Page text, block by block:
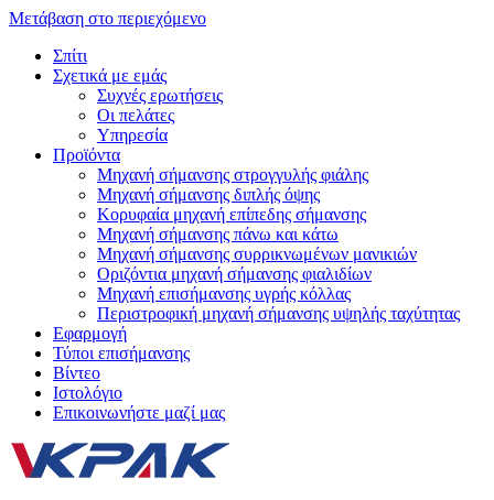
Μετάβαση στο περιεχόμενο
Σπίτι
Σχετικά με εμάς
Συχνές ερωτήσεις
Οι πελάτες
Υπηρεσία
Προϊόντα
Μηχανή σήμανσης στρογγυλής φιάλης
Μηχανή σήμανσης διπλής όψης
Κορυφαία μηχανή επίπεδης σήμανσης
Μηχανή σήμανσης πάνω και κάτω
Μηχανή σήμανσης συρρικνωμένων μανικιών
Οριζόντια μηχανή σήμανσης φιαλιδίων
Μηχανή επισήμανσης υγρής κόλλας
Περιστροφική μηχανή σήμανσης υψηλής ταχύτητας
Εφαρμογή
Τύποι επισήμανσης
Βίντεο
Ιστολόγιο
Επικοινωνήστε μαζί μας